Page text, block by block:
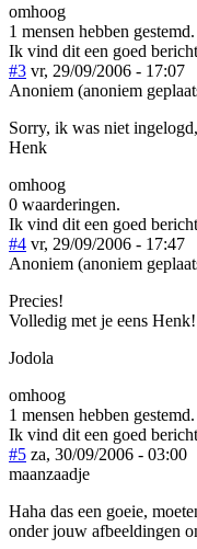
omhoog
1 mensen hebben gestemd.
Ik vind dit een goed bericht
#3 vr, 29/09/2006 - 17:07
Anoniem (anoniem
Sorry, ik was niet
Henk
omhoog
0 waarderingen.
Ik vind dit een goed bericht
#4 vr, 29/09/2006 - 17:47
Anoniem (anoniem
Precies!
Volledig met je eens Henk!
Jodola
omhoog
1 mensen hebben gestemd.
Ik vind dit een goed bericht
#5 za, 30/09/2006 - 03:00
maanzaadje
Haha das een goeie,
onder jouw afbeeldingen